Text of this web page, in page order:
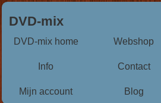
DVD-mix
DVD-mix home Webshop
Info Contact
Mijn account Blog